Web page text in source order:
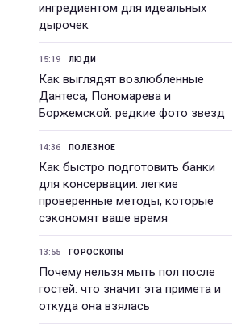
ингредиентом для идеальных
дырочек
15:19 ЛЮДИ
Как выглядят возлюбленные
Дантеса, Пономарева и
Боржемской: редкие фото звезд
14:36 ПОЛЕЗНОЕ
Как быстро подготовить банки
для консервации: легкие
проверенные методы, которые
сэкономят ваше время
13:55 ГОРОСКОПЫ
Почему нельзя мыть пол после
гостей: что значит эта примета и
откуда она взялась